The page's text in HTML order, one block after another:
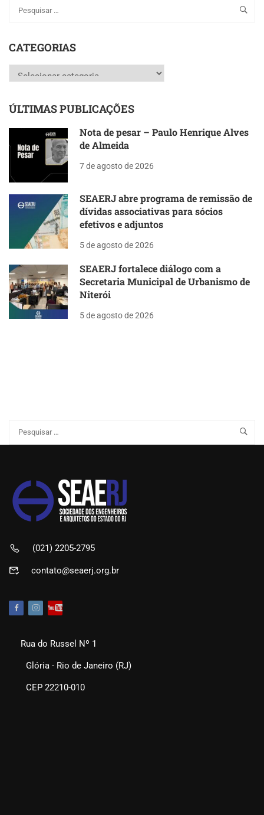
CATEGORIAS
Categorias
ÚLTIMAS PUBLICAÇÕES
Nota de pesar – Paulo Henrique Alves
de Almeida
7 de agosto de 2026
SEAERJ abre programa de remissão de
dívidas associativas para sócios
efetivos e adjuntos
5 de agosto de 2026
SEAERJ fortalece diálogo com a
Secretaria Municipal de Urbanismo de
Niterói
5 de agosto de 2026
(021) 2205-2795
contato@seaerj.org.br
Rua do Russel Nº 1
Glória - Rio de Janeiro (RJ)
CEP 22210-010